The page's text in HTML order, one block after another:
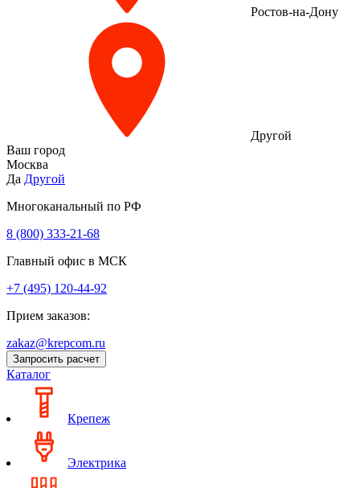
Ростов-на-Дону
Другой
Ваш город
Москва
Да Другой
Многоканальный по РФ
8 (800) 333‑21-68
Главный офис в МСК
+7 (495) 120-44-92
Прием заказов:
zakaz@krepcom.ru
Запросить расчет
Каталог
Крепеж
Электрика